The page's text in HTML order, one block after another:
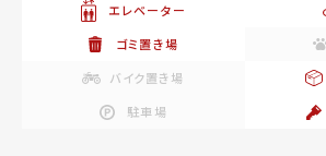
エレベーター
ゴミ置き場
バイク置き場
駐車場